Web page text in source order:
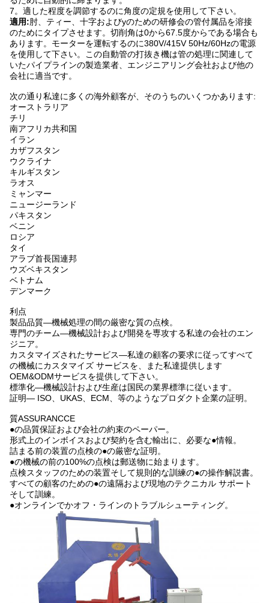
7。適した程度を調節するのに角度の定規を使用して下さい。
適用:肘、ティー、十字およびyのための研修会の管付属品を溶接
のためにタイプさせます。切削角は0から67.5度からである場合も
あります。モーターを運転するのに380V/415V 50Hz/60Hzの電源
を使用して下さい。この自動管の打抜き機は管の処理に関連して
いたパイプラインの製造業者、エンジニアリング会社および他の
会社に適当です。
次の通り私達に多くの海外顧客が、そのうちのいくつかあります:
オーストラリア
チリ
南アフリカ共和国
イラン
カザフスタン
ウクライナ
キルギスタン
ラオス
ミャンマー
ニュージーランド
パキスタン
ベニン
ロシア
タイ
アラブ首長国連邦
ウズベキスタン
ベトナム
デンマーク
利点
製品品質—機械処理の間の厳密な質の点検。
専門のチーム—機械設計および開発を専攻する私達の会社のエン
ジニア。
カスタマイズされたサービス—私達の顧客の要求に従ってすべて
の機械にカスタマイズ サービスを、また私達提供します
OEM&ODMサービスを提供して下さい。
標準化—機械設計および生産は国民の業界標準に従います。
証明— ISO、UKAS、ECM、等のようなプロダクト企業の証明。
質ASSURANCCE
●の品質保証および会社の約束のペーパー。
形式上のインボイスおよび契約を含む輸出に、必要な●情報。
詰まる前の装置の点検の●の厳密な証明。
●の機械の前の100%の点検は郵送物に始まります。
点検スタッフのための装置そして規則的な訓練の●の操作解説書。
すべての顧客のための●の遠隔および現地のテクニカル サポート
そして訓練。
●オンラインでかオフ・ラインのトラブルシューティング。